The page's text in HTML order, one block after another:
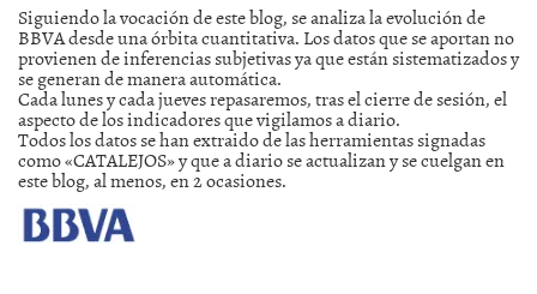
Siguiendo la vocación de este blog, se analiza la evolución de
BBVA desde una órbita cuantitativa. Los datos que se aportan no
provienen de inferencias subjetivas ya que están sistematizados y
se generan de manera automática.
Cada lunes y cada jueves repasaremos, tras el cierre de sesión, el
aspecto de los indicadores que vigilamos a diario.
Todos los datos se han extraido de las herramientas signadas
como «CATALEJOS» y que a diario se actualizan y se cuelgan en
este blog, al menos, en 2 ocasiones.